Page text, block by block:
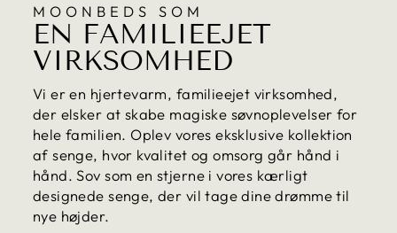
MOONBEDS SOM
EN FAMILIEEJET
VIRKSOMHED
Vi er en hjertevarm, familieejet virksomhed,
der elsker at skabe magiske søvnoplevelser for
hele familien. Oplev vores eksklusive kollektion
af senge, hvor kvalitet og omsorg går hånd i
hånd. Sov som en stjerne i vores kærligt
designede senge, der vil tage dine drømme til
nye højder.